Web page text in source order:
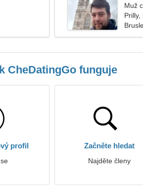
Muž
Prilly,
CheDatingGo funguje
profil Začněte hledat
Najděte členy